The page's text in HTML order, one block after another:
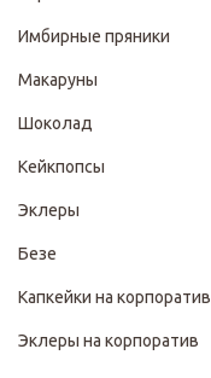
Имбирные пряники
Макаруны
Шоколад
Кейкпопсы
Эклеры
Безе
Капкейки на корпоратив
Эклеры на корпоратив